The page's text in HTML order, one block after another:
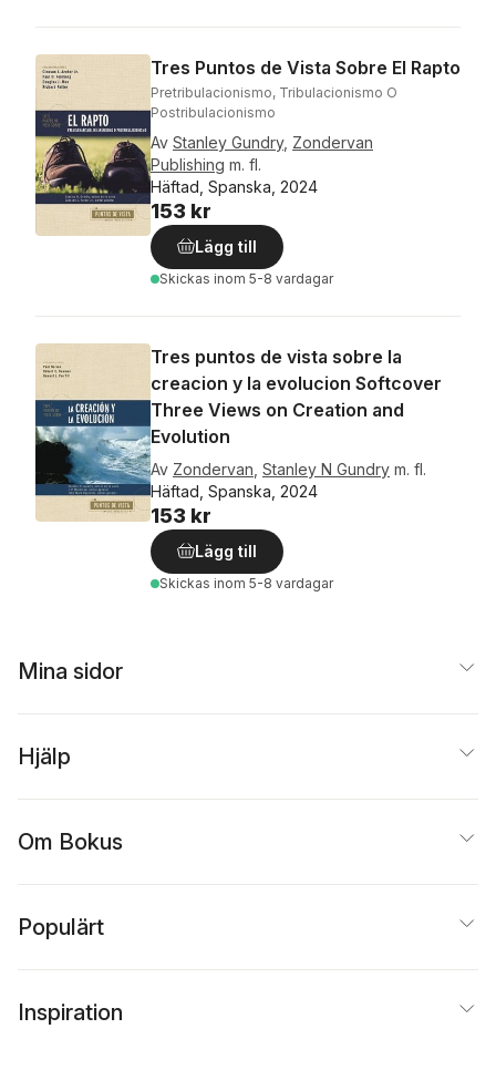
Tres Puntos de Vista Sobre El Rapto
Pretribulacionismo, Tribulacionismo O
Postribulacionismo
Av Stanley Gundry, Zondervan
Publishing m. fl.
Häftad, Spanska, 2024
153 kr
Lägg till
Skickas inom 5-8 vardagar
Tres puntos de vista sobre la
creacion y la evolucion Softcover
Three Views on Creation and
Evolution
Av Zondervan Stanley N Gundry m. fl.
Häftad, Spanska, 2024
153 kr
Lägg till
Skickas inom 5-8 vardagar
Mina sidor
Hjälp
Om Bokus
Populärt
Inspiration